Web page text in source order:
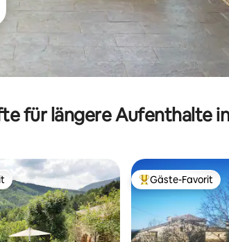
für längere Aufenthalte
Favorit. Beliebter Gäste-
Gäste-Favorit